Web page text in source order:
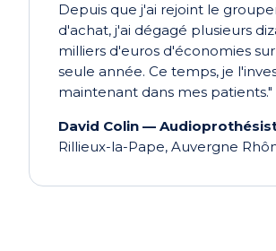
Depuis que j'ai rejoint le
d'achat, j'ai dégagé plusieurs
milliers d'euros d'économies
seule année. Ce temps, je
maintenant dans mes patients."
David Colin —
Rillieux-la-Pape, Auvergne